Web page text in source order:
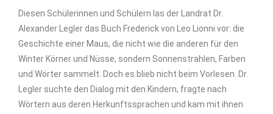
Diesen Schülerinnen und Schülern las der Landrat Dr.
Alexander Legler das Buch Frederickvon Leo Lionni vor: die
Geschichte einer Maus, die nicht wie die anderen für den
Winter Körner und Nüsse, sondern Sonnenstrahlen, Farben
und Wörter sammelt. Doch es blieb nicht beim Vorlesen. Dr.
Legler suchte den Dialog mit den Kindern, fragte nach
Wörtern aus deren Herkunftssprachen und kam mit ihnen